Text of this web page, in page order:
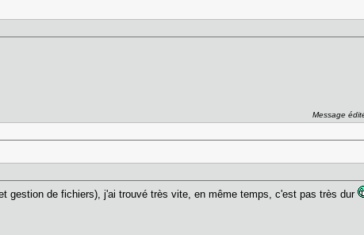
Message
gestion de fichiers), j'ai trouvé très vite, en même temps, c'est pas très dur